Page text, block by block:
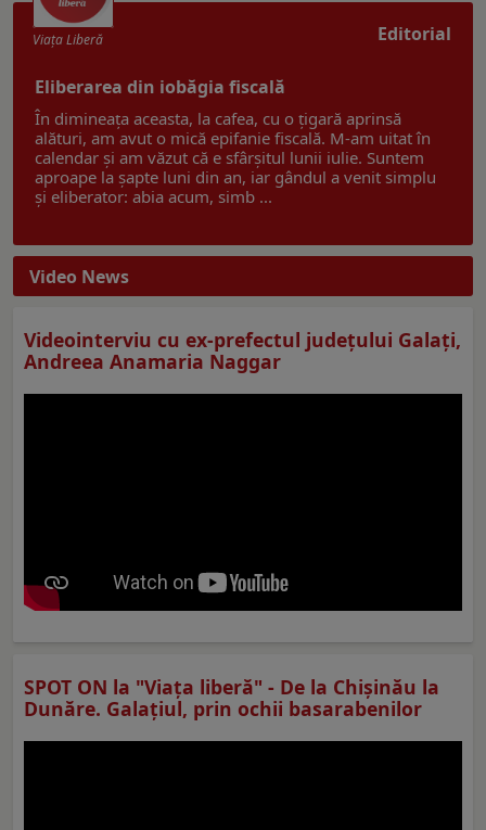
Editorial
Viaţa Liberă
Eliberarea din iobăgia fiscală
În dimineața aceasta, la cafea, cu o țigară aprinsă
alături, am avut o mică epifanie fiscală. M-am uitat în
calendar și am văzut că e sfârșitul lunii iulie. Suntem
aproape la șapte luni din an, iar gândul a venit simplu
și eliberator: abia acum, simb ...
Video News
Videointerviu cu ex-prefectul judeţului Galaţi,
Andreea Anamaria Naggar
SPOT ON la "Viaţa liberă" - De la Chișinău la
Dunăre. Galațiul, prin ochii basarabenilor